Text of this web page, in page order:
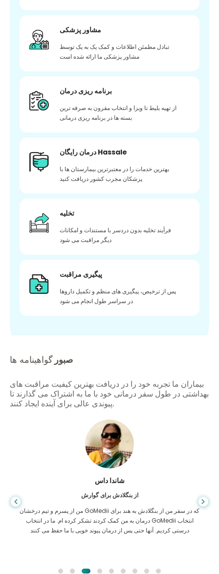
مشاور پزشکی
تبادل مطمئن اطلاعات و کمک یک به یک توسط
مشاور پزشکی ما ارائه شده است
برنامه ریزی درمان
از تهیه بلیط تا ویزا و انتخاب مقرون به صرفه ترین
بسته ها در برنامه ریزی درمانی
درمان رایگان Hassale
بهترین خدمات را در معتبرترین بیمارستان ها با
پزشکان مجرب کشور دریافت کنید
تخلیه
فرآیند تخلیه بدون دردسر با مستندات و امکانات
دیگر مراقبت می شود
پیگیری مراقبت
پس از ترخیص، پیگیری های منظم و تکمیل داروها
در سراسر طول انجام می شود
صبور گواهینامه ها
بیماران ما تجربه خود را در دریافت بهترین کیفیت مراقبت های
بهداشتی در طول سفر درمانی خود با ما به اشتراک می گذارند تا
پیوندی عالی برای آینده ایجاد کنند.
شاندا داس
از بنگلادش برای گوارش
من از پسرم و تیم درخشان GoMedii که در سفر من از بنگلادش به هند برای
درمان به من کمک کردند تشکر کرده ام. ما در انتخاب GoMedii انتخاب
درستی کردیم. آنها حتی پس از درمان پیوند خوبی با ما حفظ می کنند